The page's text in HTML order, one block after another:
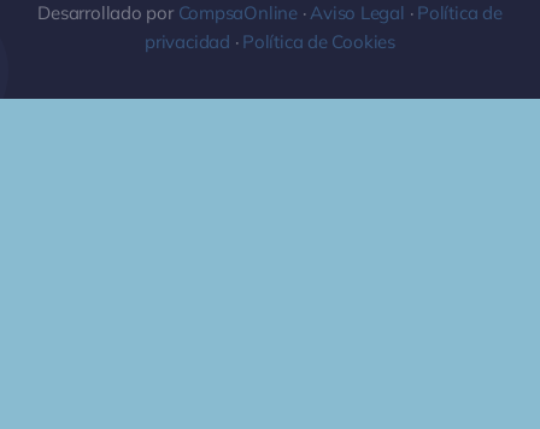
Desarrollado por CompsaOnline·Aviso Legal · Política de
privacidad · Política de Cookies